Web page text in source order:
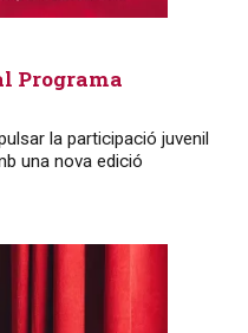
Programa
la participació juvenil
una nova edició